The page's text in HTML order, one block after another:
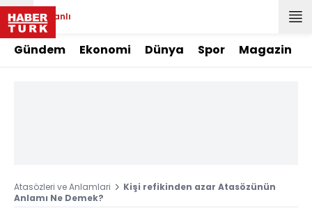
Canlı
Gündem Ekonomi Dünya Spor Magazin
Atasözleri ve Anlamlari
Kişi refikinden azar Atasözünün
Anlamı Ne Demek?